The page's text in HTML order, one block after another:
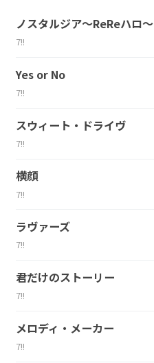
ノスタルジア～ReReハロ～
7!!
Yes or No
7!!
スウィート・ドライヴ
7!!
横顔
7!!
ラヴァーズ
7!!
君だけのストーリー
7!!
メロディ・メーカー
7!!